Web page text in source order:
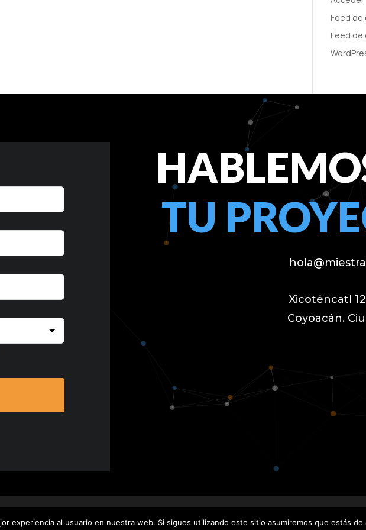
Feed de
Feed
TU
Xicoténcatl
Coyoacán.
reservados. Política de Privacidad
experiencia al usuario en nuestra web. Si sigues utilizando este sitio asumiremos que estás de